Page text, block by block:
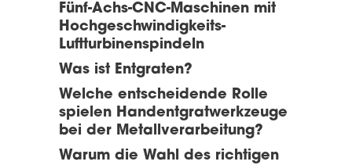
Fünf-Achs-CNC-Maschinen mit
Hochgeschwindigkeits-
Luftturbinenspindeln
Was ist Entgraten?
Welche entscheidende Rolle
spielen Handentgratwerkzeuge
bei der Metallverarbeitung?
Warum die Wahl des richtigen